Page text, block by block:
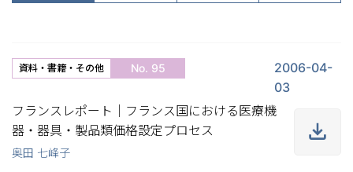
資料・書籍・その他 No. 95
2006-04-
03
フランスレポート｜フランス国における医療機
器・器具・製品類価格設定プロセス
奥田 七峰子